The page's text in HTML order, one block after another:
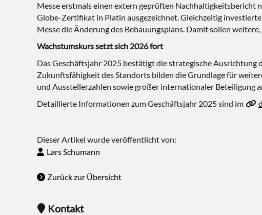
Messe erstmals einen extern geprüften Nachhaltigkeitsbericht
Globe-Zertifikat in Platin ausgezeichnet. Gleichzeitig
Messe die Änderung des Bebauungsplans. Damit sollen
Wachstumskurs setzt sich 2026 fort
Das Geschäftsjahr 2025 bestätigt die strategische
Zukunftsfähigkeit des Standorts bilden die Grundlage für
und Ausstellerzahlen sowie großer internationaler Beteiligung
Detaillierte Informationen zum Geschäftsjahr 2025 sind im
Dieser Artikel wurde veröffentlicht von:
Lars Schumann
Zurück zur Übersicht
Kontakt